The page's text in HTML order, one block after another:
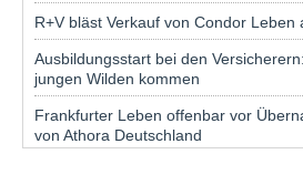
R+V bläst Verkauf von Condor Leben
Ausbildungsstart bei den
jungen Wilden kommen
Frankfurter Leben offenbar vor
von Athora Deutschland